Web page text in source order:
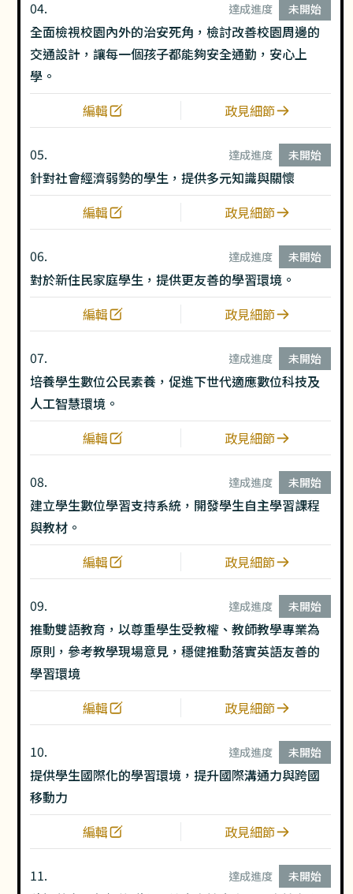
04. 達成進度 未開始
全面檢視校園內外的治安死角，檢討改善校園周邊的
交通設計，讓每一個孩子都能夠安全通勤，安心上
學。
編輯
政見細節
05. 達成進度 未開始
針對社會經濟弱勢的學生，提供多元知識與關懷
編輯
政見細節
06. 達成進度 未開始
對於新住民家庭學生，提供更友善的學習環境。
編輯
政見細節
07. 達成進度 未開始
培養學生數位公民素養，促進下世代適應數位科技及
人工智慧環境。
編輯
政見細節
08. 達成進度 未開始
建立學生數位學習支持系統，開發學生自主學習課程
與教材。
編輯
政見細節
09. 達成進度 未開始
推動雙語教育，以尊重學生受教權、教師教學專業為
原則，參考教學現場意見，穩健推動落實英語友善的
學習環境
編輯
政見細節
10. 達成進度 未開始
提供學生國際化的學習環境，提升國際溝通力與跨國
移動力
編輯
政見細節
11. 達成進度 未開始